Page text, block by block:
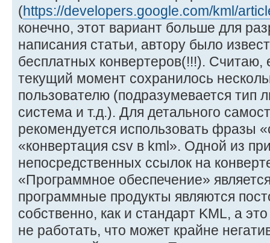
(https://developers.google.com/kml/
конечно, этот вариант больше для
написания статьи, автору было
бесплатных конвертеров(!!!). Считаю,
текущий момент сохранилось
пользователю (подразумевается тип
система и т.д.). Для детального
рекомендуется использовать фразы
«конвертация csv в kml». Одной из
непосредственных ссылок на
«Программное обеспечение»
программные продукты являются
собственно, как и стандарт KML, а
не работать, что может крайне